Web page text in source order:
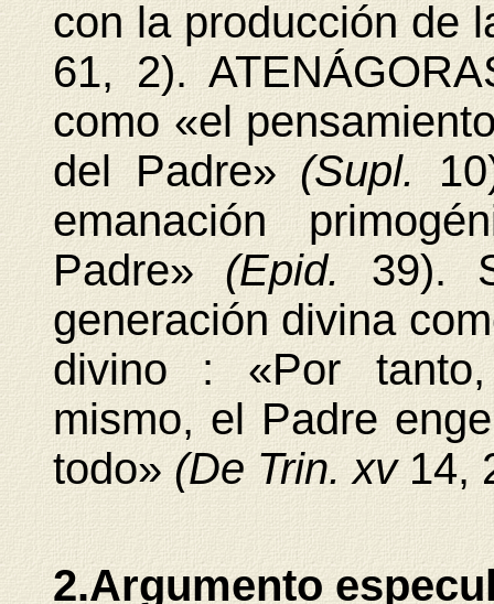
con la producción de
61, 2).
como «el
del Padre»(Supl.
emanación
Padre»(Epid. 39).
generación divina
divino : «Por
mismo, el Padre
todo» (De Trin. xv14,
2.Argumento